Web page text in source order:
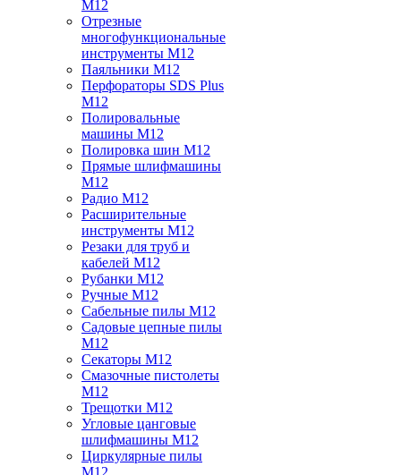
M12
Отрезные
многофункциональные
инструменты M12
Паяльники M12
Перфораторы SDS Plus
M12
Полировальные
машины M12
Полировка шин M12
Прямые шлифмашины
M12
Радио M12
Расширительные
инструменты M12
Резаки для труб и
кабелей M12
Рубанки M12
Ручные M12
Сабельные пилы M12
Садовые цепные пилы
M12
Секаторы M12
Смазочные пистолеты
M12
Трещотки M12
Угловые цанговые
шлифмашины M12
Циркулярные пилы
M12